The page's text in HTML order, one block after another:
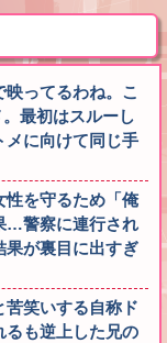
ってるわね。こ
最初はスルーし
メに向けて同じ手
性を守るため「俺
…警察に連行され
が裏目に出すぎ
笑いする自称ド
るも逆上した兄の